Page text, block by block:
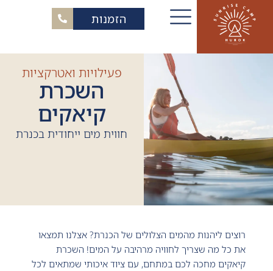
הזמנות
פעילויות ואטרקציות
השכרת
קיאקים
חווית מים ייחודית בכנרת
רוצים ליהנות מהמים הצלולים של הכנרת? אצלנו תמצאו
את כל מה שצריך לחוויה מרהיבה על המים! השכרת
קיאקים מחכה לכם במתחם, עם ציוד איכותי שמתאים לכל